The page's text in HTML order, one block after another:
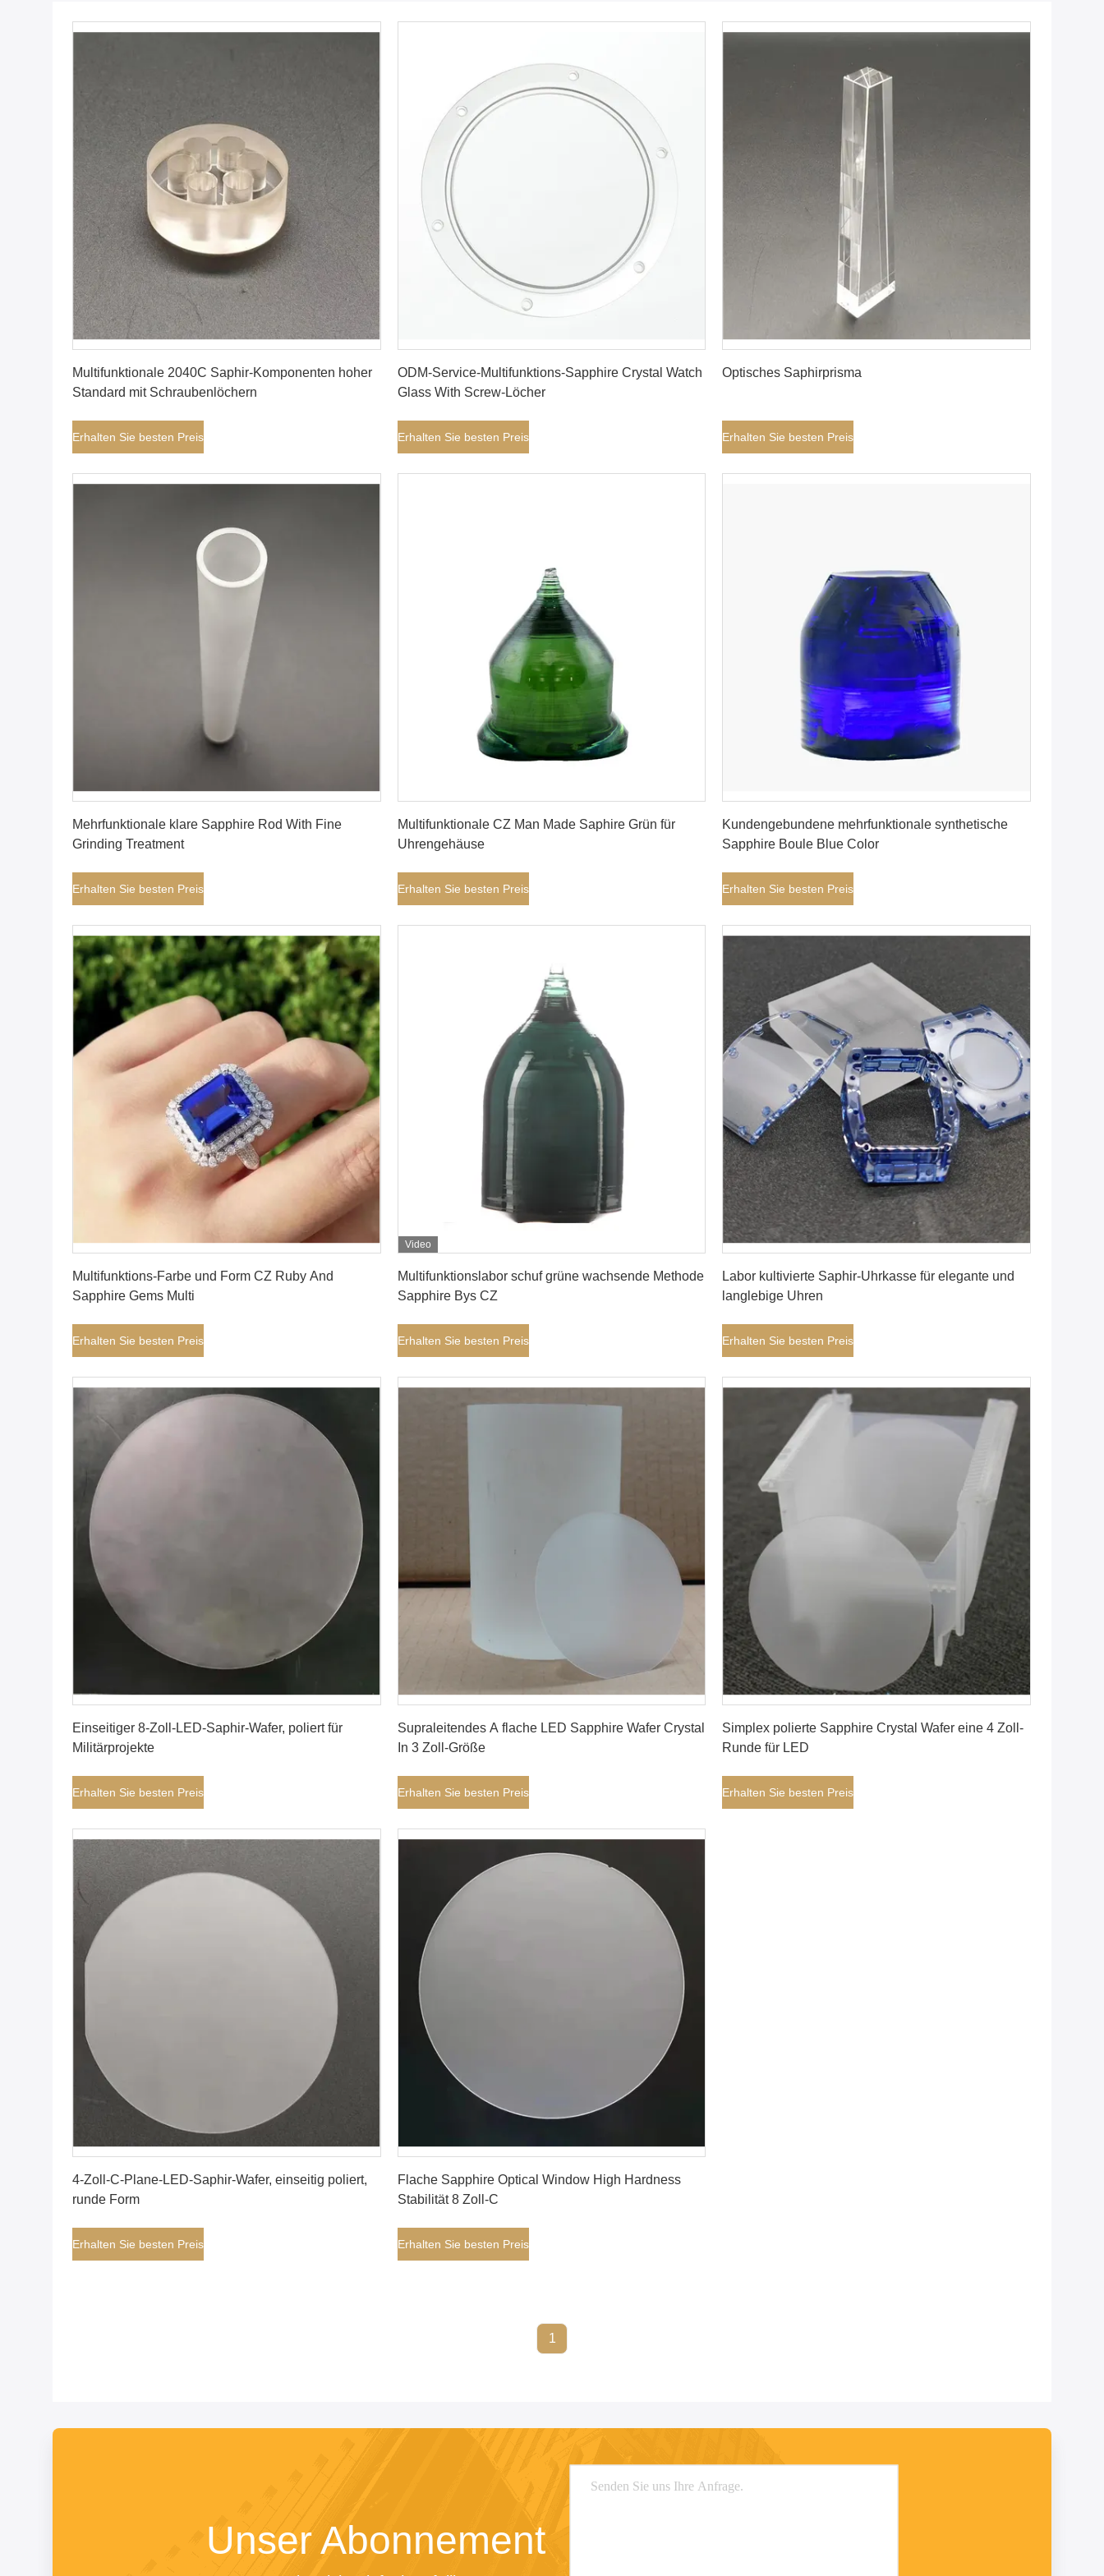
Multifunktionale 2040C Saphir-Komponenten hoher
Standard mit Schraubenlöchern
Erhalten Sie besten Preis
ODM-Service-Multifunktions-Sapphire Crystal Watch
Glass With Screw-Löcher
Erhalten Sie besten Preis
Optisches Saphirprisma
Erhalten Sie besten Preis
Mehrfunktionale klare Sapphire Rod With Fine
Grinding Treatment
Erhalten Sie besten Preis
Multifunktionale CZ Man Made Saphire Grün für
Uhrengehäuse
Erhalten Sie besten Preis
Kundengebundene mehrfunktionale synthetische
Sapphire Boule Blue Color
Erhalten Sie besten Preis
Multifunktions-Farbe und Form CZ Ruby And
Sapphire Gems Multi
Erhalten Sie besten Preis
Video
Multifunktionslabor schuf grüne wachsende Methode
Sapphire Bys CZ
Erhalten Sie besten Preis
Labor kultivierte Saphir-Uhrkasse für elegante und
langlebige Uhren
Erhalten Sie besten Preis
Einseitiger 8-Zoll-LED-Saphir-Wafer, poliert für
Militärprojekte
Erhalten Sie besten Preis
Supraleitendes A flache LED Sapphire Wafer Crystal
In 3 Zoll-Größe
Erhalten Sie besten Preis
Simplex polierte Sapphire Crystal Wafer eine 4 Zoll-
Runde für LED
Erhalten Sie besten Preis
4-Zoll-C-Plane-LED-Saphir-Wafer, einseitig poliert,
runde Form
Erhalten Sie besten Preis
Flache Sapphire Optical Window High Hardness
Stabilität 8 Zoll-C
Erhalten Sie besten Preis
1
Unser Abonnement